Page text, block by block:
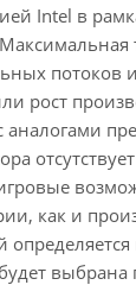
Intel в
потоков
рост
аналогами
как и
выбрана